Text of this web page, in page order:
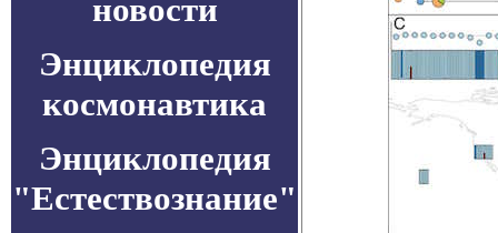
новости
Энциклопедия
космонавтика
Энциклопедия
"Естествознание"